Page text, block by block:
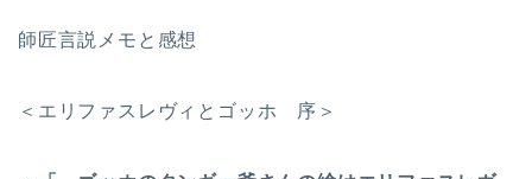
師匠言説メモと感想
＜エリファスレヴィとゴッホ 序＞